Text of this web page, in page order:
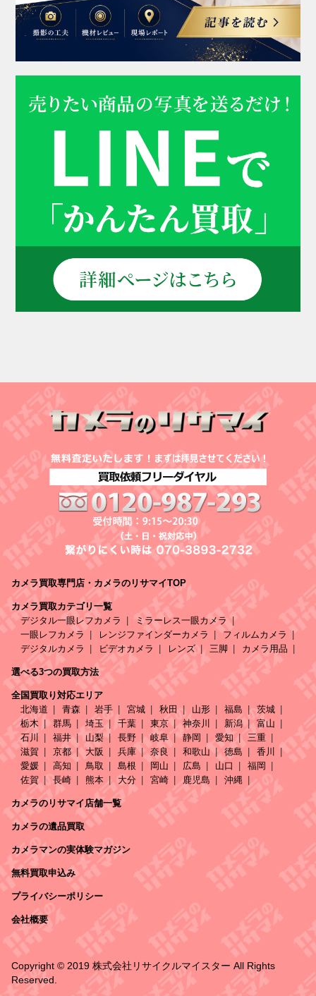
カメラ買取専門店・カメラのリサマイTOP
カメラ買取カテゴリ一覧
デジタル一眼レフカメラ
ミラーレス一眼カメラ
一眼レフカメラ
レンジファインダーカメラ
フィルムカメラ
デジタルカメラ
ビデオカメラ レンズ 三脚 カメラ用品
選べる3つの買取方法
全国買取り対応エリア
北海道
青森 岩手 宮城 秋田 山形 福島
茨城
栃木
群馬 埼玉 千葉 東京 神奈川 新潟
富山
石川
福井 山梨 長野 岐阜 静岡 愛知
三重
滋賀
京都 大阪 兵庫 奈良 和歌山 徳島
香川
愛媛
高知 鳥取 島根 岡山 広島 山口
福岡
佐賀
長崎 熊本 大分 宮崎 鹿児島 沖縄
カメラのリサマイ店舗一覧
カメラの遺品買取
カメラマンの実体験マガジン
無料買取申込み
プライバシーポリシー
会社概要
Copyright © 2019 株式会社リサイクルマイスター All Rights
Reserved.